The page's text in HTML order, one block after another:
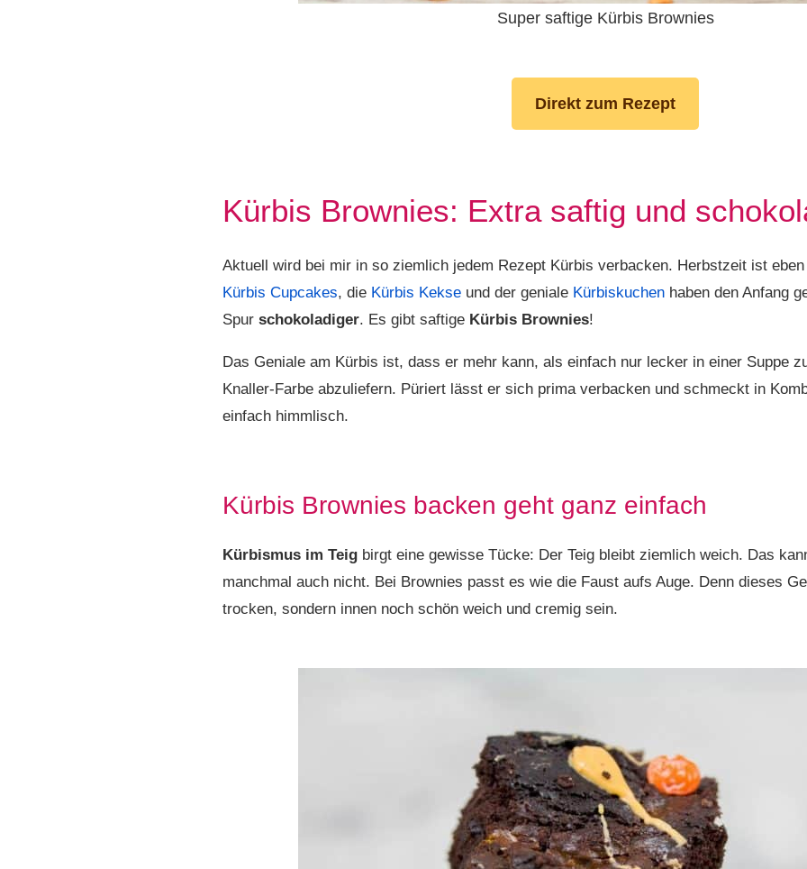
Super saftige Kürbis Brownies
Direkt zum Rezept
Kürbis Brownies: Extra saftig und
Aktuell wird bei mir in so ziemlich jedem Rezept Kürbis verbacken. Herbstzeit ist
Kürbis Cupcakes, die Kürbis Kekse und der geniale Kürbiskuchen haben den Anfang
Spur schokoladiger. Es gibt saftige Kürbis Brownies!
Das Geniale am Kürbis ist, dass er mehr kann, als einfach nur lecker in einer Suppe
Knaller-Farbe abzuliefern. Püriert lässt er sich prima verbacken und schmeckt in
einfach himmlisch.
Kürbis Brownies backen geht ganz einfach
Kürbismus im Teig birgt eine gewisse Tücke: Der Teig bleibt ziemlich weich. Das
manchmal auch nicht. Bei Brownies passt es wie die Faust aufs Auge. Denn dieses
trocken, sondern innen noch schön weich und cremig sein.